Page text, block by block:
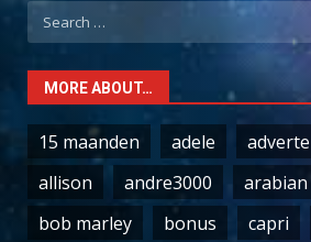
Search
for:
MORE ABOUT…
15 maanden adele
allison
andre3000 arabian
bob marley
bonus capri